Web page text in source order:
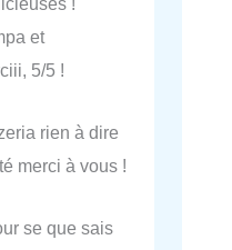
et
5/5 !
rien à dire
merci à vous !
se que sais